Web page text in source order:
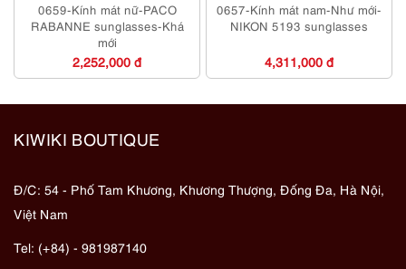
0659-Kính mát nữ-PACO
RABANNE sunglasses-Khá
mới
2,252,000 đ
0657-Kính mát nam-Như mới-
NIKON 5193 sunglasses
4,311,000 đ
KIWIKI BOUTIQUE
Đ/C: 54 - Phố Tam Khương, Khương Thượng, Đống Đa, Hà Nội,
Việt Nam
Tel: (+84) - 981987140